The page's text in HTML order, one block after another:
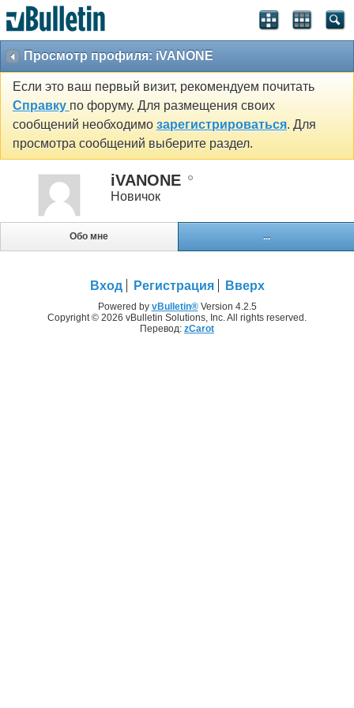
Просмотр профиля: iVANONE
Если это ваш первый визит, рекомендуем почитать
Справку по форуму. Для размещения своих
сообщений необходимо зарегистрироваться. Для
просмотра сообщений выберите раздел.
iVANONE
Новичок
Обо мне ...
Вход Регистрация Вверх
Powered by vBulletin®Version 4.2.5
Copyright © 2026 vBulletin Solutions, Inc. All rights reserved.
Перевод: zCarot